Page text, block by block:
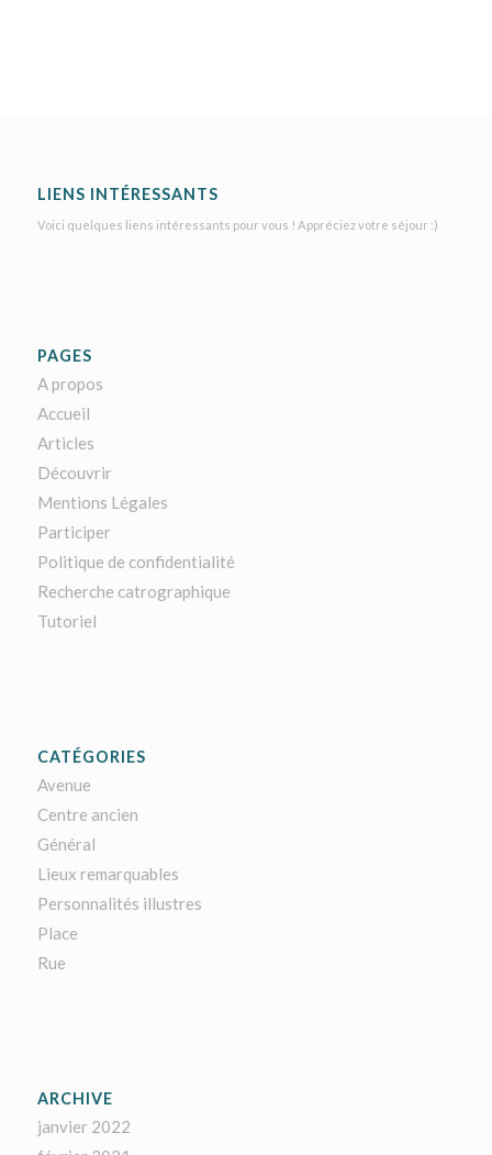
LIENS INTÉRESSANTS
Voici quelques liens intéressants pour vous ! Appréciez votre séjour :)
PAGES
A propos
Accueil
Articles
Découvrir
Mentions Légales
Participer
Politique de confidentialité
Recherche catrographique
Tutoriel
CATÉGORIES
Avenue
Centre ancien
Général
Lieux remarquables
Personnalités illustres
Place
Rue
ARCHIVE
janvier 2022